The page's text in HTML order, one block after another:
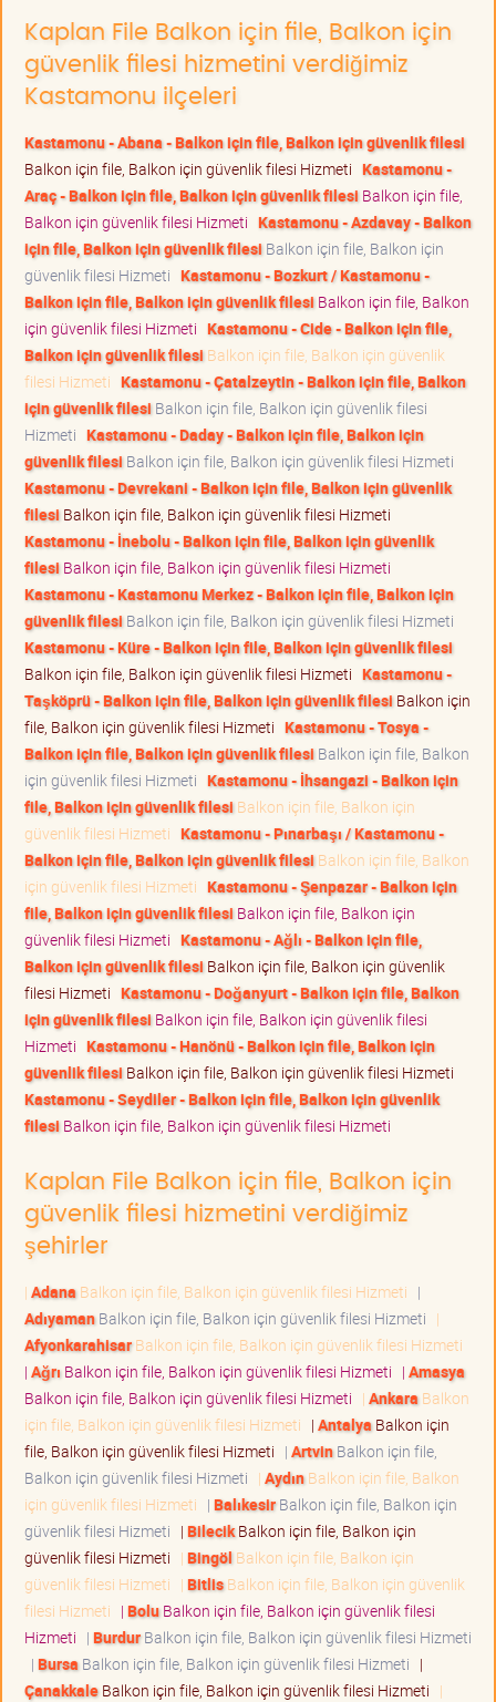
Kaplan File Balkon için file, Balkon için
güvenlik filesi hizmetini verdiğimiz
Kastamonu ilçeleri
Kastamonu - Abana - Balkon için file, Balkon için güvenlik filesi
Balkon için file, Balkon için güvenlik filesi Hizmeti Kastamonu -
Araç - Balkon için file, Balkon için güvenlik filesi Balkon için file,
Balkon için güvenlik filesi Hizmeti Kastamonu - Azdavay - Balkon
için file, Balkon için güvenlik filesi Balkon için file, Balkon için
güvenlik filesi Hizmeti Kastamonu - Bozkurt / Kastamonu -
Balkon için file, Balkon için güvenlik filesi Balkon için file, Balkon
için güvenlik filesi Hizmeti Kastamonu - Cide - Balkon için file,
Balkon için güvenlik filesi Balkon için file, Balkon için güvenlik
filesi Hizmeti Kastamonu - Çatalzeytin - Balkon için file, Balkon
için güvenlik filesi Balkon için file, Balkon için güvenlik filesi
Hizmeti Kastamonu - Daday - Balkon için file, Balkon için
güvenlik filesi Balkon için file, Balkon için güvenlik filesi Hizmeti
Kastamonu - Devrekani - Balkon için file, Balkon için güvenlik
filesi Balkon için file, Balkon için güvenlik filesi Hizmeti
Kastamonu - İnebolu - Balkon için file, Balkon için güvenlik
filesi Balkon için file, Balkon için güvenlik filesi Hizmeti
Kastamonu - Kastamonu Merkez - Balkon için file, Balkon için
güvenlik filesi Balkon için file, Balkon için güvenlik filesi Hizmeti
Kastamonu - Küre - Balkon için file, Balkon için güvenlik filesi
Balkon için file, Balkon için güvenlik filesi Hizmeti Kastamonu -
Taşköprü - Balkon için file, Balkon için güvenlik filesi Balkon için
file, Balkon için güvenlik filesi Hizmeti Kastamonu - Tosya -
Balkon için file, Balkon için güvenlik filesi Balkon için file, Balkon
için güvenlik filesi Hizmeti Kastamonu - İhsangazi - Balkon için
file, Balkon için güvenlik filesi Balkon için file, Balkon için
güvenlik filesi Hizmeti Kastamonu - Pınarbaşı / Kastamonu -
Balkon için file, Balkon için güvenlik filesi Balkon için file, Balkon
için güvenlik filesi Hizmeti Kastamonu - Şenpazar - Balkon için
file, Balkon için güvenlik filesi Balkon için file, Balkon için
güvenlik filesi Hizmeti Kastamonu - Ağlı - Balkon için file,
Balkon için güvenlik filesi Balkon için file, Balkon için güvenlik
filesi Hizmeti Kastamonu - Doğanyurt - Balkon için file, Balkon
için güvenlik filesi Balkon için file, Balkon için güvenlik filesi
Hizmeti Kastamonu - Hanönü - Balkon için file, Balkon için
güvenlik filesi Balkon için file, Balkon için güvenlik filesi Hizmeti
Kastamonu - Seydiler - Balkon için file, Balkon için güvenlik
filesi Balkon için file, Balkon için güvenlik filesi Hizmeti
Kaplan File Balkon için file, Balkon için
güvenlik filesi hizmetini verdiğimiz
şehirler
| Adana Balkon için file, Balkon için güvenlik filesi Hizmeti |
AdıyamanBalkon için file, Balkon için güvenlik filesi Hizmeti |
AfyonkarahisarBalkon için file, Balkon için güvenlik filesi Hizmeti
| Ağrı Balkon için file, Balkon için güvenlik filesi Hizmeti | Amasya
Balkon için file, Balkon için güvenlik filesi Hizmeti | Ankara Balkon
için file, Balkon için güvenlik filesi Hizmeti | Antalya Balkon için
file, Balkon için güvenlik filesi Hizmeti | ArtvinBalkon için file,
Balkon için güvenlik filesi Hizmeti | AydınBalkon için file, Balkon
için güvenlik filesi Hizmeti | BalıkesirBalkon için file, Balkon için
güvenlik filesi Hizmeti | BilecikBalkon için file, Balkon için
güvenlik filesi Hizmeti | Bingöl Balkon için file, Balkon için
güvenlik filesi Hizmeti | BitlisBalkon için file, Balkon için güvenlik
filesi Hizmeti | BoluBalkon için file, Balkon için güvenlik filesi
Hizmeti | BurdurBalkon için file, Balkon için güvenlik filesi Hizmeti
| Bursa Balkon için file, Balkon için güvenlik filesi Hizmeti |
ÇanakkaleBalkon için file, Balkon için güvenlik filesi Hizmeti |